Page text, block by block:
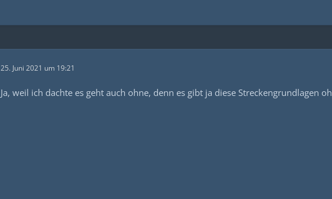
25. Juni 2021 um 19:21
Ja, weil ich dachte es geht auch ohne, denn es gibt ja diese Streckengrundlagen